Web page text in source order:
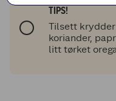
TIPS!
Tilsett
koriander,
litt tørket